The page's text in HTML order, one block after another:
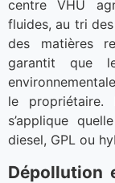
centre VHU
fluides, au tri
des matières
garantit que
le propriétaire.
s’applique
diesel, GPL ou
Dépollution